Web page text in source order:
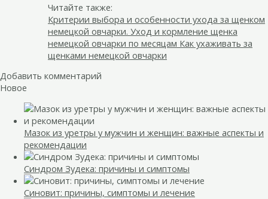
Читайте также:
Критерии выбора и особенности ухода за щенком
немецкой овчарки. Уход и кормление щенка
немецкой овчарки по месяцам Как ухаживать за
щенками немецкой овчарки
Добавить комментарий
Новое
Мазок из уретры у мужчин и женщин: важные аспекты и
рекомендации
Синдром Зудека: причины и симптомы
Синовит: причины, симптомы и лечение